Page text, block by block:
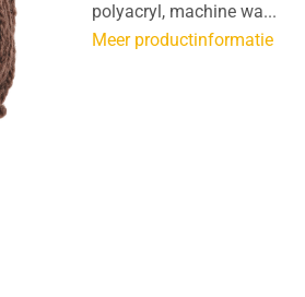
polyacryl, machine wa...
Meer productinformatie